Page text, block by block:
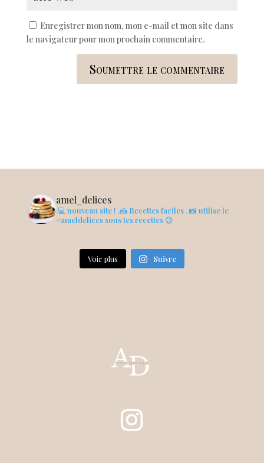
Enregistrer mon nom, mon e-mail et mon site dans
le navigateur pour mon prochain commentaire.
Soumettre le commentaire
amel_delices
.💻 nouveau site ! .🍰 Recettes faciles . 📸 utilise le
#ameldelices sous tes recettes 😉
Voir plus Suivre